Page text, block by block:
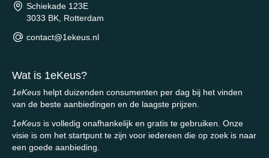
Schiekade 123E
3033 BK, Rotterdam
contact@1ekeus.nl
Wat is 1eKeus?
1eKeus helpt duizenden consumenten per dag bij het vinden
van de beste aanbiedingen en de laagste prijzen.
1eKeus is volledig onafhankelijk en gratis te gebruiken. Onze
visie is om het startpunt te zijn voor iedereen die op zoek is naar
een goede aanbieding.